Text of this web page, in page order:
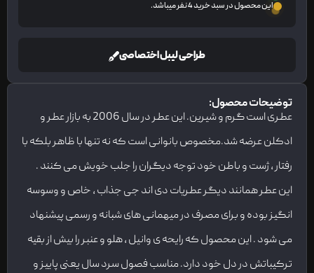
این محصول در سبد خرید 4 نفر میباشد.
طراحی لیبل اختصاصی
توضیحات محصول:
عطری است گرم و شیرین. این عطر در سال 2006 به بازار عطر و
ادکلن عرضه شد.مخصوص بانوانی است که نه تنها با ظاهر بلکه با
رفتار ، ژست و باطن خود توجه دیگران را جلب خویش می کنند .
این عطر همانند دیگر عطریات دی اند جی جذاب ، خاص و وسوسه
انگیز بوده و برای مصرف در میهمانی های شبانه و رسمی پیشنهاد
می شود . این محصول که رایحه ی وانیل ، هلو و عنبر را بیش از بقیه
ترکیباتش در دل خود دارد. مناسب فصول سرد سال یعنی پاییز و